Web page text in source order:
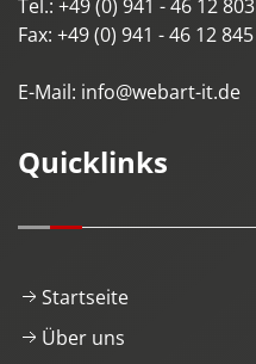
Tel.: +49 (0) 941 - 46 12 803
Fax: +49 (0) 941 - 46 12 845
E-Mail: info@webart-it.de
Quicklinks
Startseite
Über uns